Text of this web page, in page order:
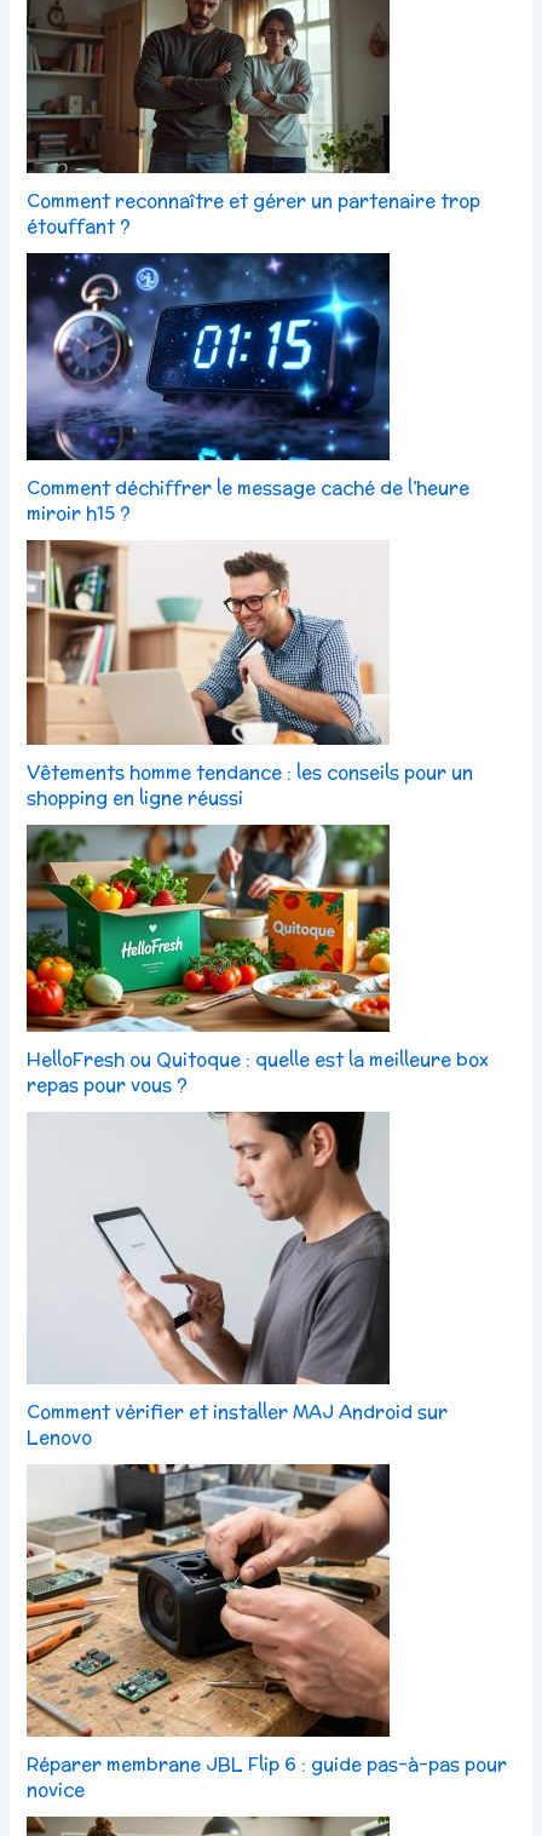
Comment reconnaître et gérer un partenaire trop
étouffant ?
Comment déchiffrer le message caché de l’heure
miroir h15 ?
Vêtements homme tendance : les conseils pour un
shopping en ligne réussi
HelloFresh ou Quitoque : quelle est la meilleure box
repas pour vous ?
Comment vérifier et installer MAJ Android sur
Lenovo
Réparer membrane JBL Flip 6 : guide pas-à-pas pour
novice